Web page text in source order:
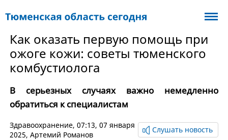
Как оказать первую помощь при
ожоге кожи: советы тюменского
комбустиолога
В серьезных случаях важно немедленно
обратиться к специалистам
Здравоохранение, 07:13, 07 января
2025, Артемий Романов
Слушать новость